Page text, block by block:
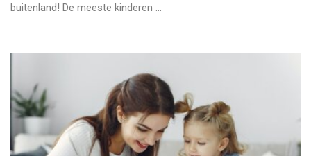
buitenland! De meeste kinderen ...